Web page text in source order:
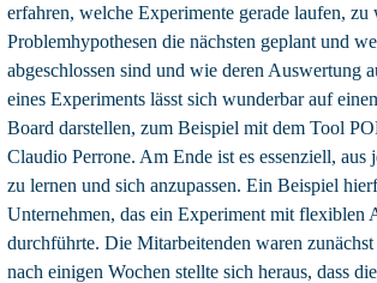
erfahren, welche Experimente gerade laufen, zu
Problemhypothesen die nächsten geplant und
abgeschlossen sind und wie deren Auswertung
eines Experiments lässt sich wunderbar auf
Board darstellen, zum Beispiel mit dem Tool
Claudio Perrone. Am Ende ist es essenziell, aus
zu lernen und sich anzupassen. Ein Beispiel
Unternehmen, das ein Experiment mit flexiblen
durchführte. Die Mitarbeitenden waren zunächst
nach einigen Wochen stellte sich heraus, dass